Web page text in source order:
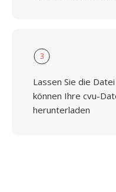
3
Lassen Sie die
können Ihre cvu-
herunterladen